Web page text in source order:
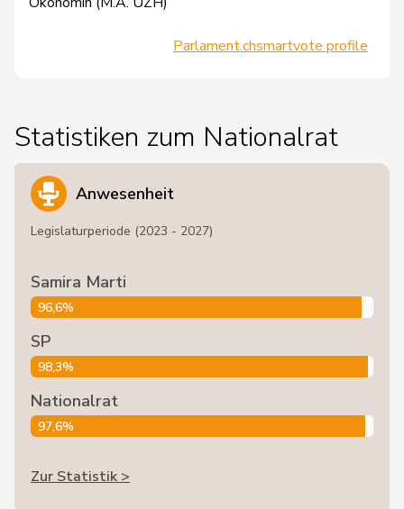
Parlament.chsmartvote profile
Statistiken zum Nationalrat
Anwesenheit
Legislaturperiode (2023 - 2027)
Samira Marti
96,6%
SP
98,3%
Nationalrat
97,6%
Zur Statistik >